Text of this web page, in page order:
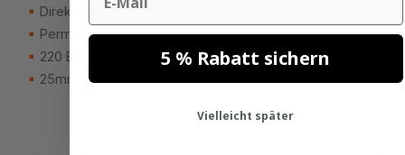
Direkt thermisch (top)
Permanenter Kleber
220 Etiketten
25mm Kern
5 % Rabatt sichern
Vielleicht später